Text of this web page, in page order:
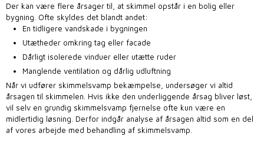
Der kan være flere årsager til, at skimmel opstår i en bolig eller
bygning. Ofte skyldes det blandt andet:
​En tidligere vandskade i bygningen
​Utætheder omkring tag eller facade
​Dårligt isolerede vinduer eller utætte ruder
​Manglende ventilation og dårlig udluftning
Når vi udfører skimmelsvamp bekæmpelse, undersøger vi altid
årsagen til skimmelen. Hvis ikke den underliggende årsag bliver løst,
vil selv en grundig skimmelsvamp fjernelse ofte kun være en
midlertidig løsning. Derfor indgår analyse af årsagen altid som en del
af vores arbejde med behandling af skimmelsvamp.